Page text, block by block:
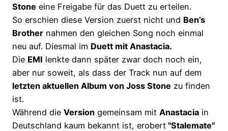
Stone eine Freigabe für das Duett zu erteilen.
So erschien diese Version zuerst nicht und Ben’s
Brother nahmen den gleichen Song noch einmal
neu auf. Diesmal im Duett mit Anastacia.
Die EMI lenkte dann später zwar doch noch ein,
aber nur soweit, als dass der Track nun auf dem
letzten aktuellen Album von Joss Stone zu finden
ist.
Während die Version gemeinsam mit Anastacia in
Deutschland kaum bekannt ist, erobert "Stalemate"